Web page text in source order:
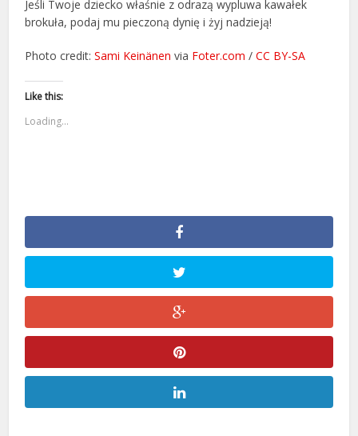
Jeśli Twoje dziecko właśnie z odrazą wypluwa kawałek
brokuła, podaj mu pieczoną dynię i żyj nadzieją!
Photo credit:Sami Keinänen via Foter.com /CC BY-SA
Like this:
Loading...